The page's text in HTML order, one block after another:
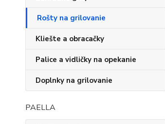
Rošty na grilovanie
Kliešte a obracačky
Palice a vidličky na opekanie
Doplnky na grilovanie
PAELLA